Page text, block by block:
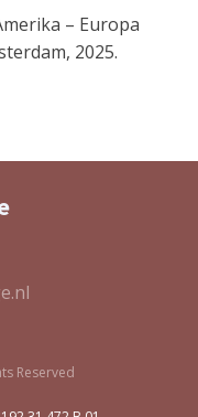
– Europa
2025.
Reserved